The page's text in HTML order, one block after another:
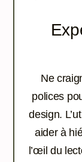
Ne
polices
design.
aider à
l’œil du